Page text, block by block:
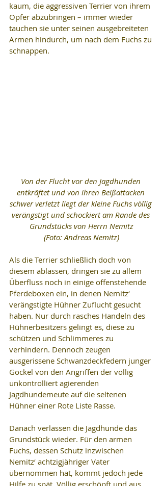
kaum, die aggressiven Terrier von ihrem
Opfer abzubringen – immer wieder
tauchen sie unter seinen ausgebreiteten
Armen hindurch, um nach dem Fuchs zu
schnappen.
Von der Flucht vor den Jagdhunden
entkräftet und von ihren Beißattacken
schwer verletzt liegt der kleine Fuchs völlig
verängstigt und schockiert am Rande des
Grundstücks von Herrn Nemitz
(Foto: Andreas Nemitz)
Als die Terrier schließlich doch von
diesem ablassen, dringen sie zu allem
Überfluss noch in einige offenstehende
Pferdeboxen ein, in denen Nemitz‘
verängstigte Hühner Zuflucht gesucht
haben. Nur durch rasches Handeln des
Hühnerbesitzers gelingt es, diese zu
schützen und Schlimmeres zu
verhindern. Dennoch zeugen
ausgerissene Schwanzdeckfedern junger
Gockel von den Angriffen der völlig
unkontrolliert agierenden
Jagdhundemeute auf die seltenen
Hühner einer Rote Liste Rasse.
Danach verlassen die Jagdhunde das
Grundstück wieder. Für den armen
Fuchs, dessen Schutz inzwischen
Nemitz‘ achtzigjähriger Vater
übernommen hat, kommt jedoch jede